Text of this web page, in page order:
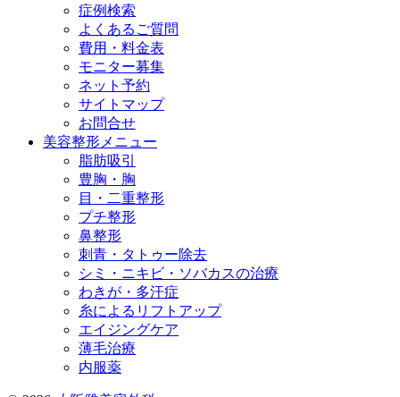
症例検索
よくあるご質問
費用・料金表
モニター募集
ネット予約
サイトマップ
お問合せ
美容整形メニュー
脂肪吸引
豊胸・胸
目・二重整形
プチ整形
鼻整形
刺青・タトゥー除去
シミ・ニキビ・ソバカスの治療
わきが・多汗症
糸によるリフトアップ
エイジングケア
薄毛治療
内服薬